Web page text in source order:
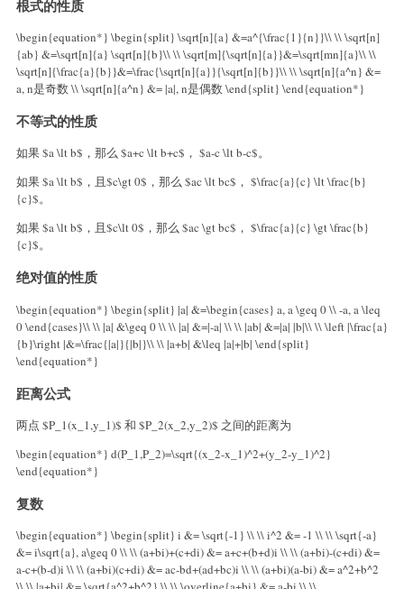
根式的性质
\begin{equation*} \begin{split} \sqrt[n]{a} &=a^{\frac{1}{n}}\\ \\ \sqrt[n]
{ab} &=\sqrt[n]{a} \sqrt[n]{b}\\ \\ \sqrt[m]{\sqrt[n]{a}}&=\sqrt[mn]{a}\\ \\
\sqrt[n]{\frac{a}{b}}&=\frac{\sqrt[n]{a}}{\sqrt[n]{b}}\\ \\ \sqrt[n]{a^n} &=
a, n是奇数 \\ \sqrt[n]{a^n} &= |a|, n是偶数 \end{split} \end{equation*}
不等式的性质
如果 $a \lt b$，那么 $a+c \lt b+c$， $a-c \lt b-c$。
如果 $a \lt b$，且$c\gt 0$，那么 $ac \lt bc$， $\frac{a}{c} \lt \frac{b}
{c}$。
如果 $a \lt b$，且$c\lt 0$，那么 $ac \gt bc$， $\frac{a}{c} \gt \frac{b}
{c}$。
绝对值的性质
\begin{equation*} \begin{split} |a| &=\begin{cases} a, a \geq 0 \\ -a, a \leq
0 \end{cases}\\ \\ |a| &\geq 0 \\ \\ |a| &=|-a| \\ \\ |ab| &=|a| |b|\\ \\ \left |\frac{a}
{b}\right |&=\frac{|a|}{|b|}\\ \\ |a+b| &\leq |a|+|b| \end{split}
\end{equation*}
距离公式
两点 $P_1(x_1,y_1)$ 和 $P_2(x_2,y_2)$ 之间的距离为
\begin{equation*} d(P_1,P_2)=\sqrt{(x_2-x_1)^2+(y_2-y_1)^2}
\end{equation*}
复数
\begin{equation*} \begin{split} i &= \sqrt{-1} \\ \\ i^2 &= -1 \\ \\ \sqrt{-a}
&= i\sqrt{a}, a\geq 0 \\ \\ (a+bi)+(c+di) &= a+c+(b+d)i \\ \\ (a+bi)-(c+di) &=
a-c+(b-d)i \\ \\ (a+bi)(c+di) &= ac-bd+(ad+bc)i \\ \\ (a+bi)(a-bi) &= a^2+b^2